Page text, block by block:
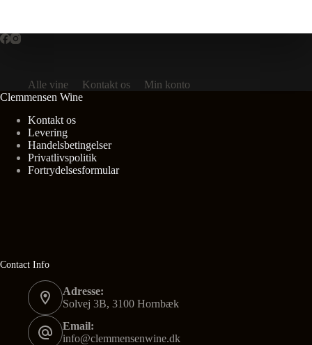
Alle vine Kontakt os
Min konto
Clemmensen Wine
Kontakt os
Levering
Handelsbetingelser
Privatlivspolitik
Fortrydelsesformular
Contact Info
Adresse:
Solvej 3B, 3100 Hornbæk
Email:
info@clemmensenwine.dk